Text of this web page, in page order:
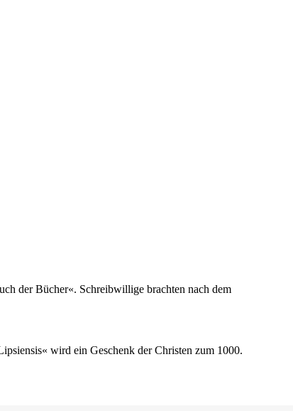
der Bücher«. Schreibwillige brachten nach dem
wird ein Geschenk der Christen zum 1000.